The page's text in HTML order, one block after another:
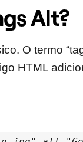
Alt?
O termo
HTML